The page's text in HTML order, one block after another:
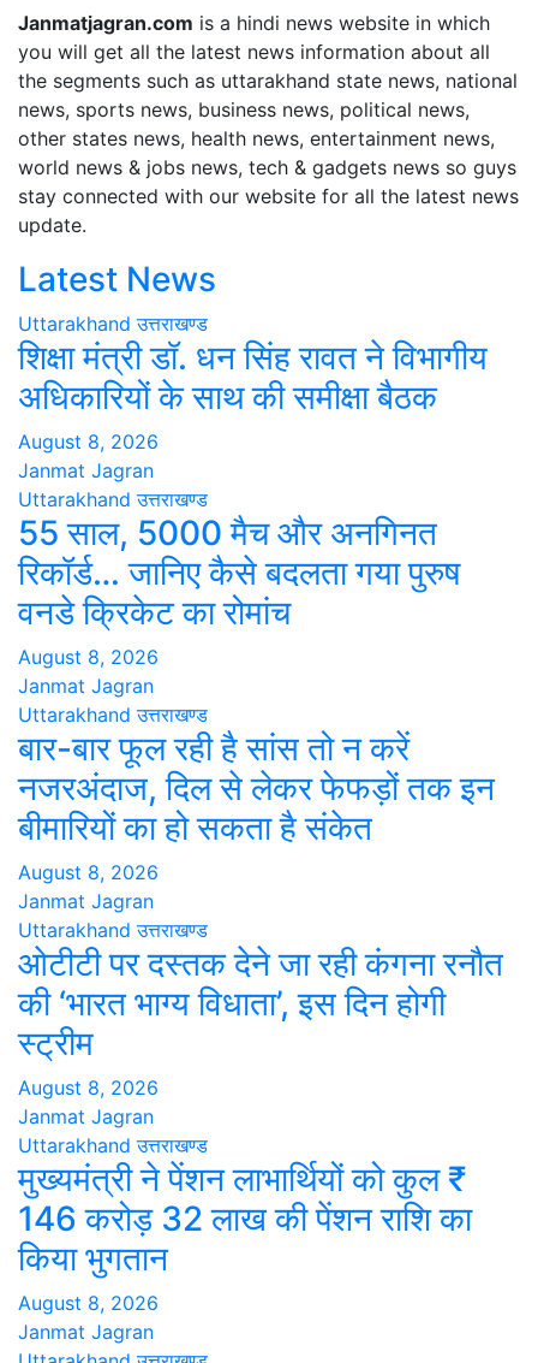
Janmatjagran.com is a hindi news website in which
you will get all the latest news information about all
the segments such as uttarakhand state news, national
news, sports news, business news, political news,
other states news, health news, entertainment news,
world news & jobs news, tech & gadgets news so guys
stay connected with our website for all the latest news
update.
Latest News
Uttarakhand उत्तराखण्ड
शिक्षा मंत्री डॉ. धन सिंह रावत ने विभागीय
अधिकारियों के साथ की समीक्षा बैठक
August 8, 2026
Janmat Jagran
Uttarakhand उत्तराखण्ड
55 साल, 5000 मैच और अनगिनत
रिकॉर्ड… जानिए कैसे बदलता गया पुरुष
वनडे क्रिकेट का रोमांच
August 8, 2026
Janmat Jagran
Uttarakhand उत्तराखण्ड
बार-बार फूल रही है सांस तो न करें
नजरअंदाज, दिल से लेकर फेफड़ों तक इन
बीमारियों का हो सकता है संकेत
August 8, 2026
Janmat Jagran
Uttarakhand उत्तराखण्ड
ओटीटी पर दस्तक देने जा रही कंगना रनौत
की ‘भारत भाग्य विधाता’, इस दिन होगी
स्ट्रीम
August 8, 2026
Janmat Jagran
Uttarakhand उत्तराखण्ड
मुख्यमंत्री ने पेंशन लाभार्थियों को कुल ₹
146 करोड़ 32 लाख की पेंशन राशि का
किया भुगतान
August 8, 2026
Janmat Jagran